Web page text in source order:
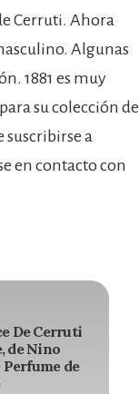
Cerruti. Ahora
Algunas
1881 es muy
su colección de
suscribirse a
en contacto con
De Cerruti
de Nino
Perfume de